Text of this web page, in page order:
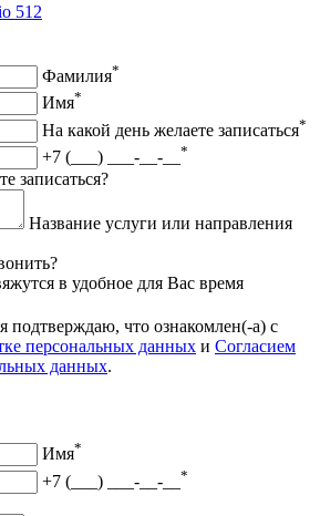
512
Фамилия*
Имя*
На какой день желаете записаться*
+7 (___) ___-__-__ *
записаться?
Название услуги или направления
в удобное для Вас время
подтверждаю, что ознакомлен(-а) с
персональных данных и Согласием
данных.
Имя*
+7 (___) ___-__-__ *